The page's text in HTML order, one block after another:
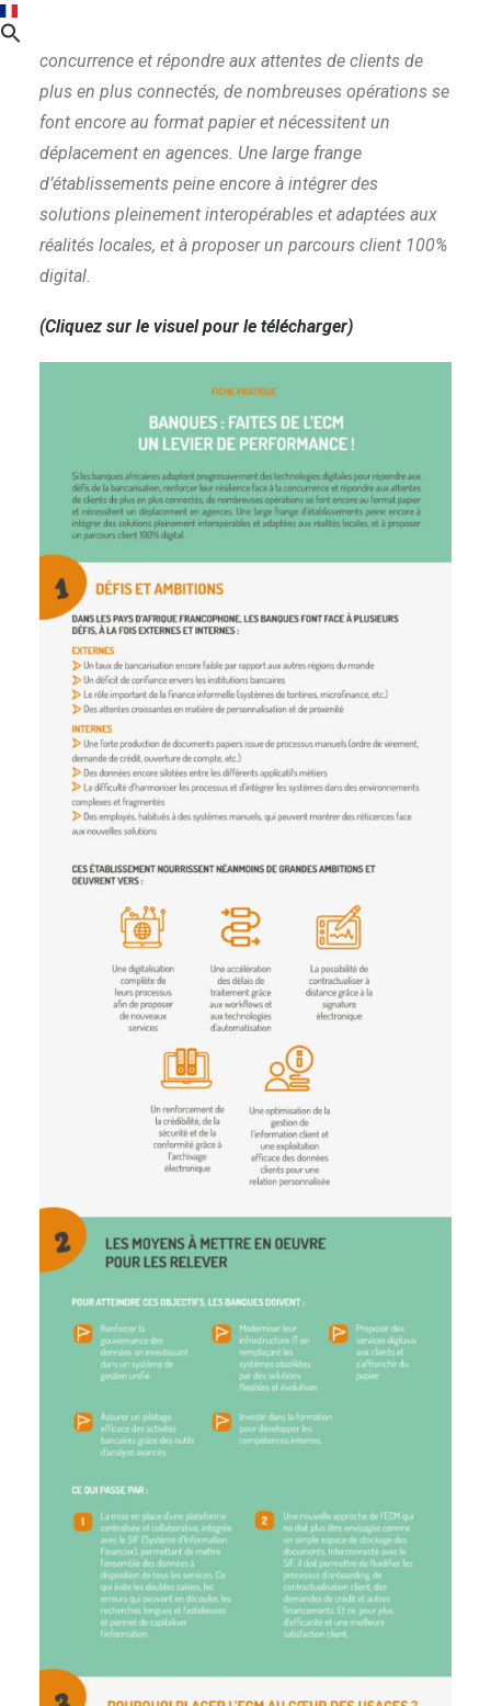
concurrence et répondre aux attentes de clients de
plus en plus connectés, de nombreuses opérations se
font encore au format papier et nécessitent un
déplacement en agences. Une large frange
d’établissements peine encore à intégrer des
solutions pleinement interopérables et adaptées aux
réalités locales, et à proposer un parcours client 100%
digital.
(Cliquez sur le visuel pour le télécharger)